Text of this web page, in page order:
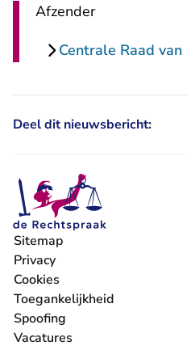
Afzender
Centrale Raad van
Deel dit nieuwsbericht:
Sitemap
Privacy
Cookies
Toegankelijkheid
Spoofing
Vacatures
- U verlaat Rechtspraak.nl